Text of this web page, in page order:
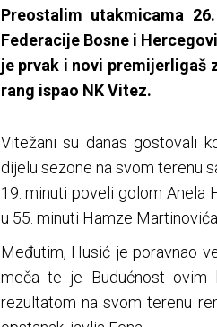
Preostalim utakmicama
Federacije Bosne i
je prvak i novi premijerligaš
rang ispao NK Vitez.
Vitežani su danas gostovali
dijelu sezone na svom terenu
19. minuti poveli golom Anela
u 55. minuti Hamze
Međutim, Husić je poravnao
meča te je Budućnost ovim
rezultatom na svom terenu